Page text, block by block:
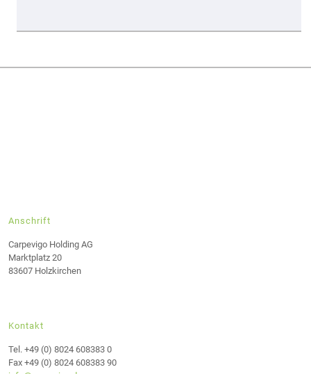
Anschrift
Carpevigo Holding AG
Marktplatz 20
83607 Holzkirchen
Kontakt
Tel. +49 (0) 8024 608383 0
Fax +49 (0) 8024 608383 90